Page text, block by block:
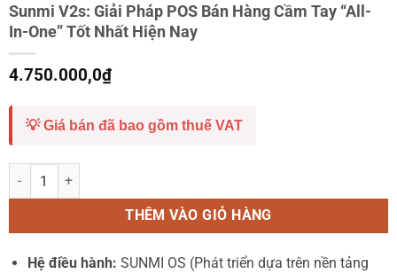
Sunmi V2s: Giải Pháp POS Bán Hàng Cầm Tay “All-
In-One” Tốt Nhất Hiện Nay
4.750.000,0₫
💡 Giá bán đã bao gồm thuế VAT
Sunmi V2s: Giải Pháp POS Bán Hàng Cầm Tay "All-In-One" Tốt Nhất
THÊM VÀO GIỎ HÀNG
Hệ điều hành: SUNMI OS (Phát triển dựa trên nền tảng